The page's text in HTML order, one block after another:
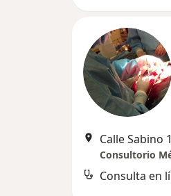
Consultorio
Consulta en